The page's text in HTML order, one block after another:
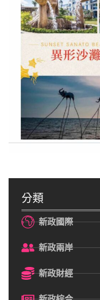
分類
新政國際
新政兩岸
新政財經